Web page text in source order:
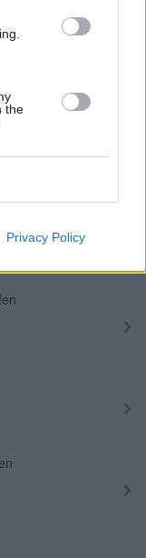
the
Privacy Policy